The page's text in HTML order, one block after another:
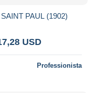
PAUL (1902)
USD
Professionista